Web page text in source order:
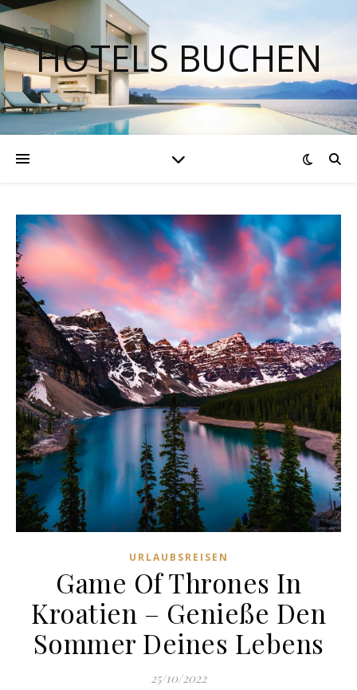
HOTELS BUCHEN
URLAUBSREISEN
Game Of Thrones In
Kroatien – Genieße Den
Sommer Deines Lebens
25/10/2022